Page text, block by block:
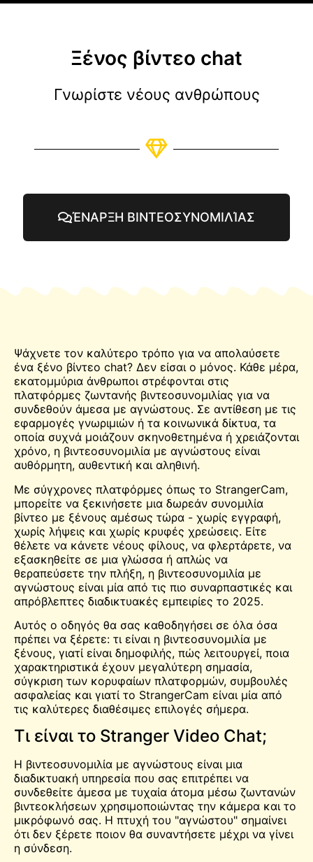
Ξένος βίντεο chat
Γνωρίστε νέους ανθρώπους
ΈΝΑΡΞΗ ΒΙΝΤΕΟΣΥΝΟΜΙΛΊΑΣ
Ψάχνετε τον καλύτερο τρόπο για να απολαύσετε
ένα ξένο βίντεο chat? Δεν είσαι ο μόνος. Κάθε μέρα,
εκατομμύρια άνθρωποι στρέφονται στις
πλατφόρμες ζωντανής βιντεοσυνομιλίας για να
συνδεθούν άμεσα με αγνώστους. Σε αντίθεση με τις
εφαρμογές γνωριμιών ή τα κοινωνικά δίκτυα, τα
οποία συχνά μοιάζουν σκηνοθετημένα ή χρειάζονται
χρόνο, η βιντεοσυνομιλία με αγνώστους είναι
αυθόρμητη, αυθεντική και αληθινή.
Με σύγχρονες πλατφόρμες όπως το StrangerCam,
μπορείτε να ξεκινήσετε μια δωρεάν συνομιλία
βίντεο με ξένους αμέσως τώρα - χωρίς εγγραφή,
χωρίς λήψεις και χωρίς κρυφές χρεώσεις. Είτε
θέλετε να κάνετε νέους φίλους, να φλερτάρετε, να
εξασκηθείτε σε μια γλώσσα ή απλώς να
θεραπεύσετε την πλήξη, η βιντεοσυνομιλία με
αγνώστους είναι μία από τις πιο συναρπαστικές και
απρόβλεπτες διαδικτυακές εμπειρίες το 2025.
Αυτός ο οδηγός θα σας καθοδηγήσει σε όλα όσα
πρέπει να ξέρετε: τι είναι η βιντεοσυνομιλία με
ξένους, γιατί είναι δημοφιλής, πώς λειτουργεί, ποια
χαρακτηριστικά έχουν μεγαλύτερη σημασία,
σύγκριση των κορυφαίων πλατφορμών, συμβουλές
ασφαλείας και γιατί το StrangerCam είναι μία από
τις καλύτερες διαθέσιμες επιλογές σήμερα.
Τι είναι το Stranger Video Chat;
Η βιντεοσυνομιλία με αγνώστους είναι μια
διαδικτυακή υπηρεσία που σας επιτρέπει να
συνδεθείτε άμεσα με τυχαία άτομα μέσω ζωντανών
βιντεοκλήσεων χρησιμοποιώντας την κάμερα και το
μικρόφωνό σας. Η πτυχή του "αγνώστου" σημαίνει
ότι δεν ξέρετε ποιον θα συναντήσετε μέχρι να γίνει
η σύνδεση.